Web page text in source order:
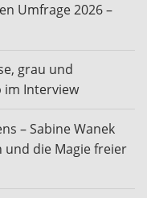
Umfrage 2026 –
grau und
im Interview
– Sabine Wanek
und die Magie freier